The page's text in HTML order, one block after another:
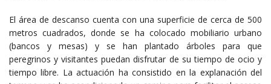
El área de descanso cuenta con una superficie de cerca de 500
metros cuadrados, donde se ha colocado mobiliario urbano
(bancos y mesas) y se han plantado árboles para que
peregrinos y visitantes puedan disfrutar de su tiempo de ocio y
tiempo libre. La actuación ha consistido en la explanación del